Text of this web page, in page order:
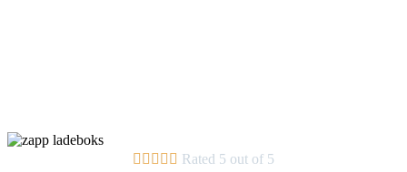
     Rated 5 out of 5